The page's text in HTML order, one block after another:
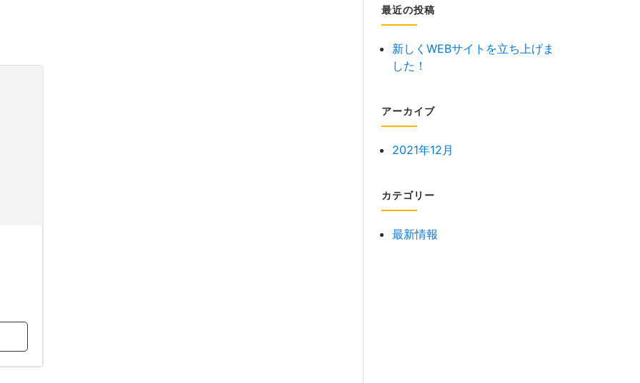
最近の投稿
新しくWEBサイトを立ち上げま
した！
アーカイブ
2021年12月
カテゴリー
最新情報